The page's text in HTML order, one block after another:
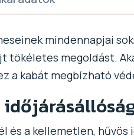
mindennapjai
tökéletes megoldást.
a kabát megbízható
és a kellemetlen,